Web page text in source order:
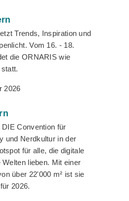
Trends, Inspiration und
Vom 16. - 18.
die ORNARIS wie
2026
Convention für
und Nerdkultur in der
für alle, die digitale
lieben. Mit einer
über 22'000 m² ist sie
2026.